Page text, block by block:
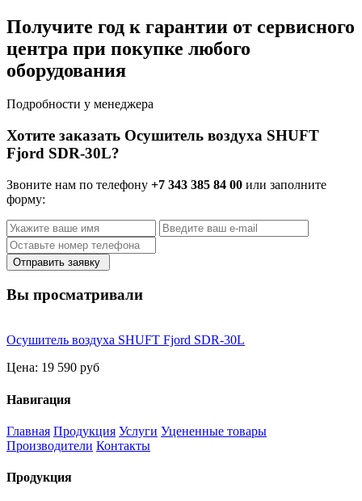
Получите год к гарантии от сервисного
центра при покупке любого
оборудования
Подробности у менеджера
Хотите заказать Осушитель воздуха SHUFT
Fjord SDR-30L?
Звоните нам по телефону +7 343 385 84 00 или заполните
форму:
Отправить заявку
Вы просматривали
Осушитель воздуха SHUFT Fjord SDR-30L
Цена: 19 590 руб
Навигация
Главная Продукция Услуги Уцененные товары
Производители Контакты
Продукция